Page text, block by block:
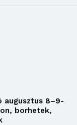
augusztus 8–9-
borhetek,